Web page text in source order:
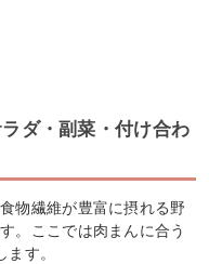
ダ・副菜・付け合わ
物繊維が豊富に摂れる野
。ここでは肉まんに合う
す。